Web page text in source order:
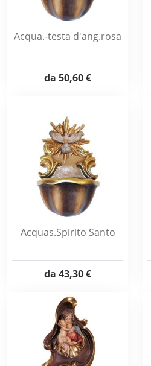
Acqua.-testa d'ang.rosa
da 50,60 €
Acquas.Spirito Santo
da 43,30 €